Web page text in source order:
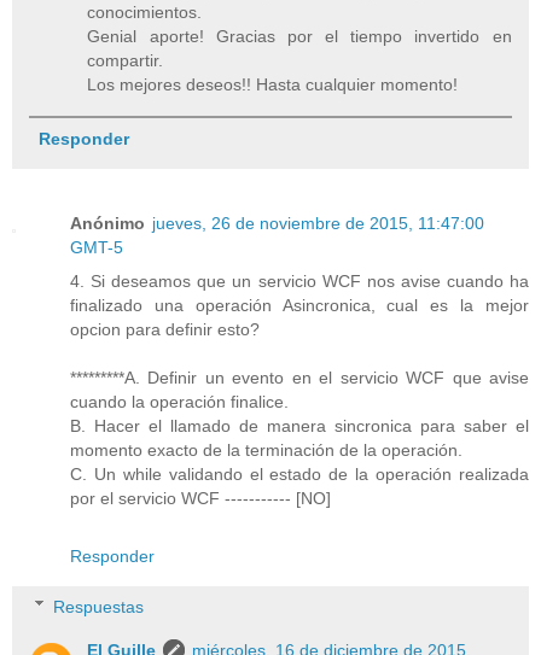
conocimientos.
Genial aporte! Gracias por el tiempo invertido en
compartir.
Los mejores deseos!! Hasta cualquier momento!
Responder
Anónimo jueves, 26 de noviembre de 2015, 11:47:00
GMT-5
4. Si deseamos que un servicio WCF nos avise cuando ha
finalizado una operación Asincronica, cual es la mejor
opcion para definir esto?
*********A. Definir un evento en el servicio WCF que avise
cuando la operación finalice.
B. Hacer el llamado de manera sincronica para saber el
momento exacto de la terminación de la operación.
C. Un while validando el estado de la operación realizada
por el servicio WCF ----------- [NO]
Responder
Respuestas
El Guille
miércoles, 16 de diciembre de 2015,